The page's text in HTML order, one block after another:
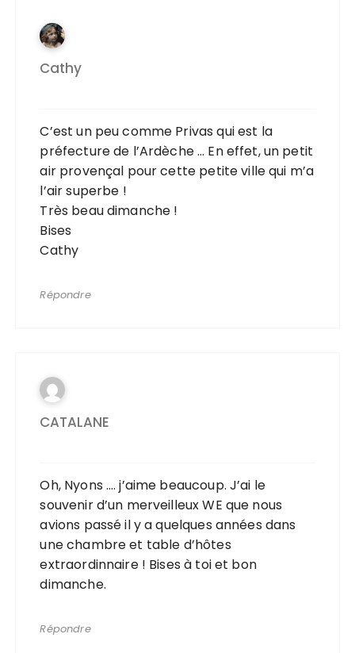
Cathy
C’est un peu comme Privas qui est la
préfecture de l’Ardèche … En effet, un petit
air provençal pour cette petite ville qui m’a
l’air superbe !
Très beau dimanche !
Bises
Cathy
Répondre
CATALANE
Oh, Nyons …. j’aime beaucoup. J’ai le
souvenir d’un merveilleux WE que nous
avions passé il y a quelques années dans
une chambre et table d’hôtes
extraordinnaire ! Bises à toi et bon
dimanche.
Répondre